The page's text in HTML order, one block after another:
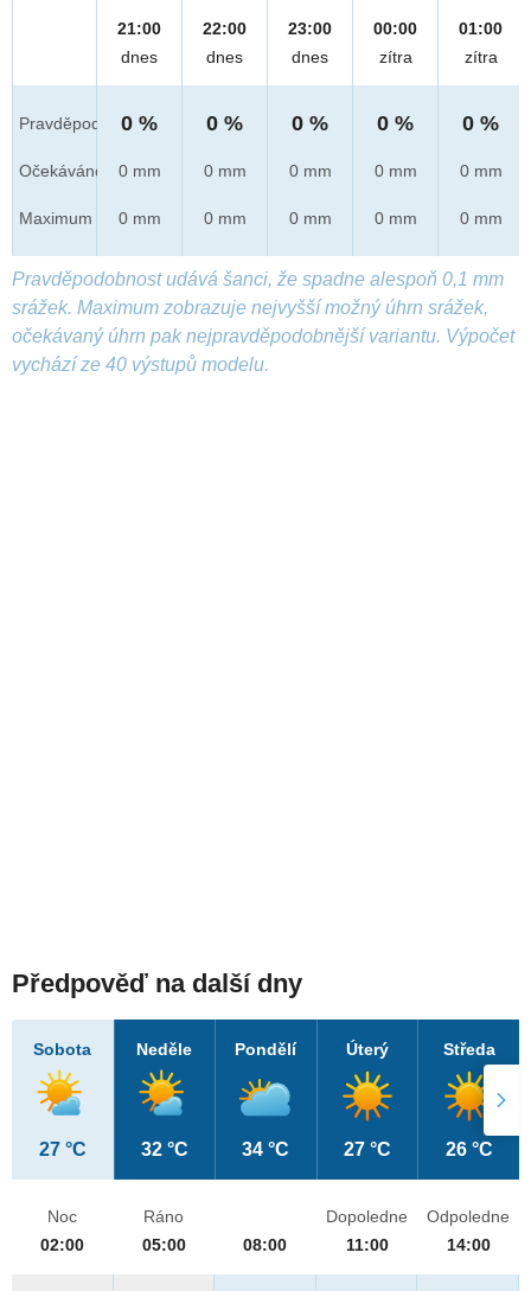
Pravděpod.
Očekáváno
Maximum
21:00
dnes
0 %
0 mm
0 mm
22:00
dnes
0 %
0 mm
0 mm
23:00
dnes
0 %
0 mm
0 mm
00:00
zítra
0 %
0 mm
0 mm
01:00
zítra
0 %
0 mm
0 mm
Pravděpodobnost udává šanci, že spadne alespoň 0,1 mm
srážek. Maximum zobrazuje nejvyšší možný úhrn srážek,
očekávaný úhrn pak nejpravděpodobnější variantu. Výpočet
vychází ze 40 výstupů modelu.
Předpověď na další dny
Sobota
27 °C
Neděle
32 °C
Pondělí
34 °C
Úterý
27 °C
Středa
26 °C
Noc
02:00
Ráno
05:00
08:00
Dopoledne
11:00
Odpoledne
14:00